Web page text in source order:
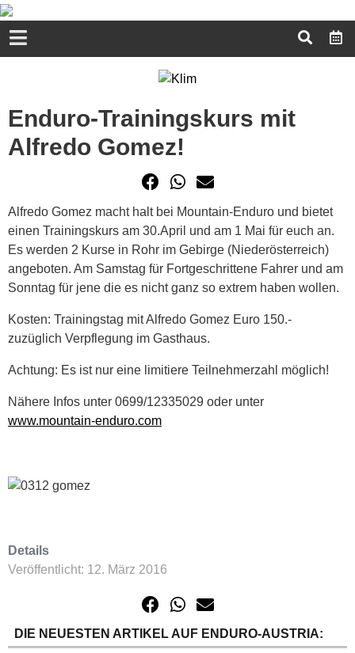
Enduro-Trainingskurs mit
Alfredo Gomez!
Alfredo Gomez macht halt bei Mountain-Enduro und bietet
einen Trainingskurs am 30.April und am 1 Mai für euch an.
Es werden 2 Kurse in Rohr im Gebirge (Niederösterreich)
angeboten. Am Samstag für Fortgeschrittene Fahrer und am
Sonntag für jene die es nicht ganz so extrem haben wollen.
Kosten: Trainingstag mit Alfredo Gomez Euro 150.-
zuzüglich Verpflegung im Gasthaus.
Achtung: Es ist nur eine limitiere Teilnehmerzahl möglich!
Nähere Infos unter 0699/12335029 oder unter
www.mountain-enduro.com
Details
Veröffentlicht: 12. März 2016
DIE NEUESTEN ARTIKEL AUF ENDURO-AUSTRIA: